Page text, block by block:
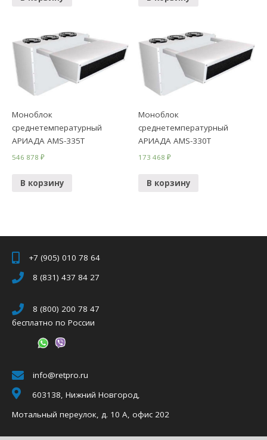
Моноблок
среднетемпературный
АРИАДА AMS-335Т
546 878₽
В корзину
Моноблок
среднетемпературный
АРИАДА AMS-330Т
173 468₽
В корзину
+7 (905) 010 78 64
8 (831) 437 84 27
8 (800) 200 78 47
бесплатно по России
info@retpro.ru
603138, Нижний Новгород,
Мотальный переулок, д. 10 А, офис 202